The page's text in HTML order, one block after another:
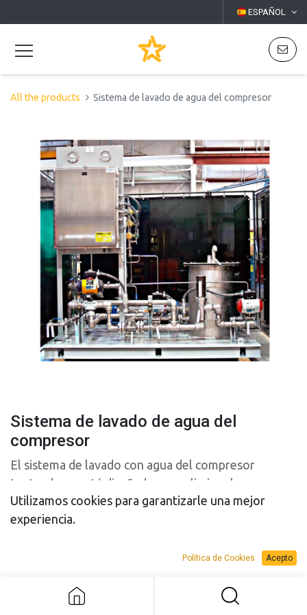
ESPAÑOL
All the products Sistema de lavado de agua del compresor
Sistema de lavado de agua del
compresor
El sistema de lavado con agua del compresor
Lectrodryer está diseñado para eliminar la
acumulación de materiales extraños de los álabes
del compresor de la turbina de combustión para
Sistema de lavado de agua del
Utilizamos cookies para garantizarle una mejor
experiencia.
Política de Cookies Acepto